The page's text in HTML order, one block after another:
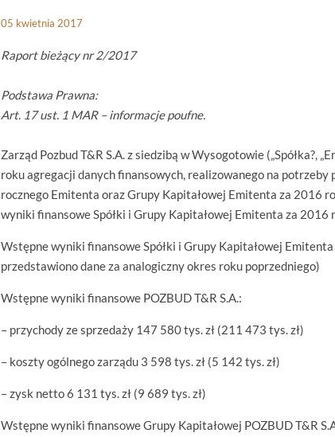
05 kwietnia 2017
Raport bieżący nr 2/2017
Podstawa Prawna:
Art. 17 ust. 1 MAR – informacje poufne.
Zarząd Pozbud T&R S.A. z siedzibą w Wysogotowie („Spółka?,
roku agregacji danych finansowych, realizowanego na
rocznego Emitenta oraz Grupy Kapitałowej Emitenta za 2016
wyniki finansowe Spółki i Grupy Kapitałowej Emitenta za 2016
Wstępne wyniki finansowe Spółki i Grupy Kapitałowej
przedstawiono dane za analogiczny okres roku poprzedniego)
Wstępne wyniki finansowe POZBUD T&R S.A.:
– przychody ze sprzedaży 147 580 tys. zł (211 473 tys. zł)
– koszty ogólnego zarządu 3 598 tys. zł (5 142 tys. zł)
– zysk netto 6 131 tys. zł (9 689 tys. zł)
Wstępne wyniki finansowe Grupy Kapitałowej POZBUD T&R